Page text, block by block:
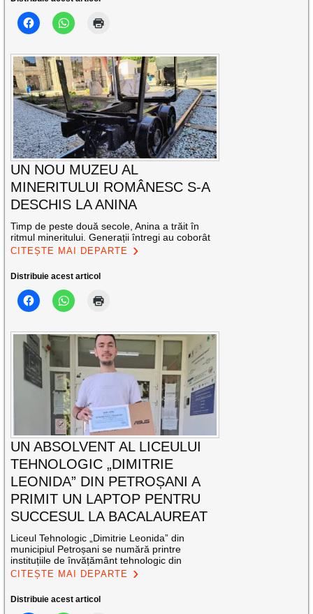
UN NOU MUZEU AL
MINERITULUI ROMÂNESC S-A
DESCHIS LA ANINA
Timp de peste două secole, Anina a trăit în
ritmul mineritului. Generații întregi au coborât
CITEȘTE MAI DEPARTE
Distribuie acest articol
UN ABSOLVENT AL LICEULUI
TEHNOLOGIC „DIMITRIE
LEONIDA” DIN PETROȘANI A
PRIMIT UN LAPTOP PENTRU
SUCCESUL LA BACALAUREAT
Liceul Tehnologic „Dimitrie Leonida” din
municipiul Petroșani se numără printre
instituțiile de învățământ tehnologic din
CITEȘTE MAI DEPARTE
Distribuie acest articol